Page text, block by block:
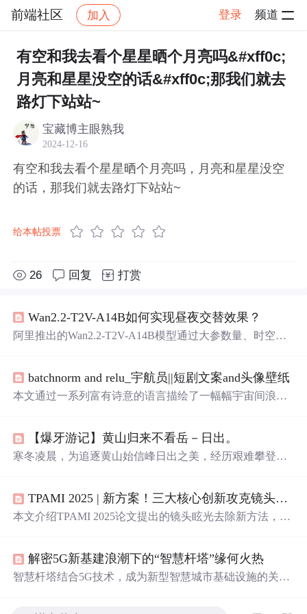
前端社区 加入 登录 频道
社区 前端社区 感慨 帖子详情
有空和我去看个星星晒个月亮吗&#xff0c;
月亮和星星没空的话&#xff0c;那我们就去
路灯下站站~
宝藏博主眼熟我
2024-12-16
有空和我去看个星星晒个月亮吗，月亮和星星没空
的话，那我们就去路灯下站站~
给本帖投票
26 回复 打赏
Wan2.2-T2V-A14B如何实现昼夜交替效果？
阿里推出的Wan2.2-T2V-A14B模型通过大参数量、时空联
人流和天空，端到端生成连贯长视频，广泛应用于影视预
演与跨文化协作。
batchnorm and relu_宇航员||短剧文案and头像壁纸
本文通过一系列富有诗意的语言描绘了一幅幅宇宙间浪漫
解。 【爆牙游记】黄山归来不看岳－日出。
寒冬凌晨，为追逐黄山始信峰日出之美，经历艰难攀登与
TPAMI 2025 | 新方案！三大核心创新攻克镜头眩光去除痛点，多光源恢复 + 真实数据合成双突破
本文介绍TPAMI 2025论文提出的镜头眩光去除新方法，核
复机制，并构建覆盖15种设备的300张真实眩光图像数据
集。方法显著改善PSNR与SSIM指标，并增强下游视觉任
解密5G新基建浪潮下的“智慧杆塔”缘何火热
智慧杆塔结合5G技术，成为新型智慧城市基础设施的关键